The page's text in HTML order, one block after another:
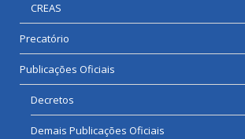
CREAS
Precatório
Publicações Oficiais
Decretos
Demais Publicações Oficiais